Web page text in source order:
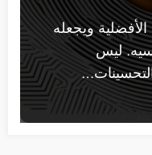
ويجعله
ليس